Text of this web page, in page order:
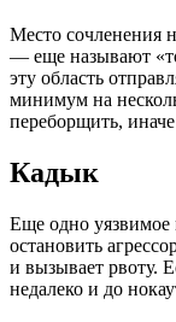
Место сочленения
— еще называют
эту область
минимум на
переборщить,
Кадык
Еще одно уязвимое
остановить
и вызывает рвоту.
недалеко и до